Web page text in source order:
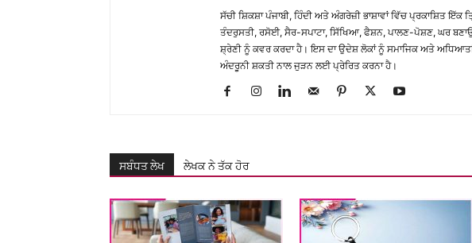
ਸੱਚੀ ਸ਼ਿਕਸ਼ਾ ਪੰਜਾਬੀ, ਹਿੰਦੀ ਅਤੇ ਅੰਗਰੇਜ਼ੀ ਭਾਸ਼ਾਵਾਂ ਵਿੱਚ ਪ੍ਰਕਾਸ਼ਿਤ ਇੱਕ
ਤੰਦਰੁਸਤੀ, ਰਸੋਈ, ਸੈਰ-ਸਪਾਟਾ, ਸਿੱਖਿਆ, ਫੈਸ਼ਨ, ਪਾਲਣ-ਪੋਸ਼ਣ, ਘਰ
ਸ਼੍ਰੇਣੀ ਨੂੰ ਕਵਰ ਕਰਦਾ ਹੈ। ਇਸ ਦਾ ਉਦੇਸ਼ ਲੋਕਾਂ ਨੂੰ ਸਮਾਜਿਕ ਅਤੇ
ਅੰਦਰੂਨੀ ਸ਼ਕਤੀ ਨਾਲ ਜੁੜਨ ਲਈ ਪ੍ਰੇਰਿਤ ਕਰਨਾ ਹੈ।
ਸਬੰਧਤ ਲੇਖ ਲੇਖਕ ਨੇ ਤੱਕ ਹੋਰ